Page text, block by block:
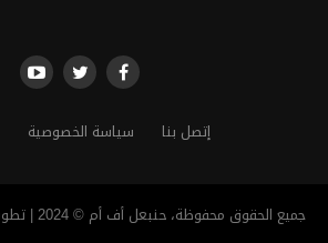
إتصل بنا سياسة الخصوصية
جميع الحقوق محفوظة، حنبعل أف أم © 2024 | تطوير و تصميم